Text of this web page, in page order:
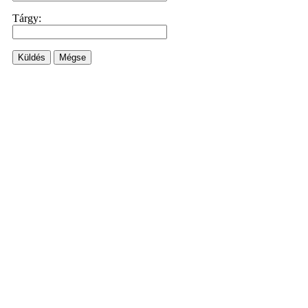
Tárgy:
Küldés Mégse